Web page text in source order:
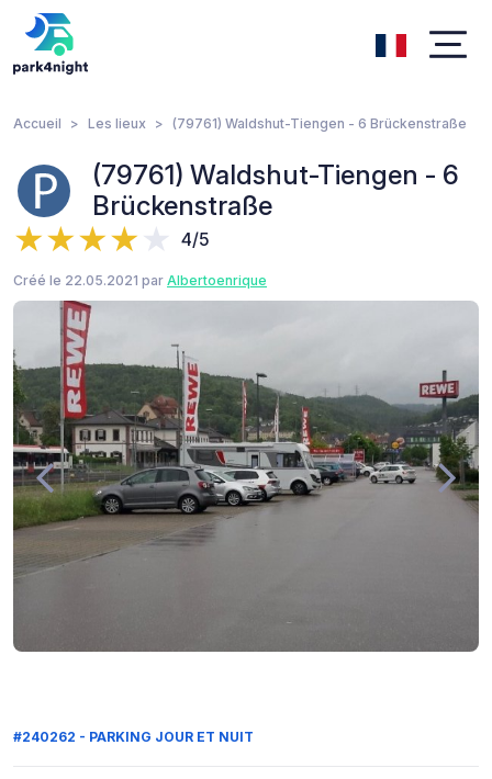
Accueil Les lieux (79761) Waldshut-Tiengen - 6 Brückenstraße
(79761) Waldshut-Tiengen - 6
Brückenstraße
4/5
Créé le 22.05.2021 par Albertoenrique
#240262 - PARKING JOUR ET NUIT